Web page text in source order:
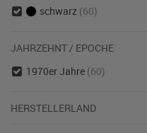
schwarz (60)
JAHRZEHNT / EPOCHE
1970er Jahre (60)
HERSTELLERLAND